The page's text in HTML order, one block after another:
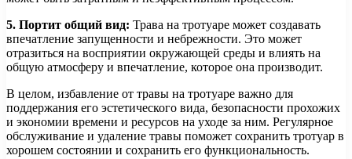
5. Портит общий вид: Трава на тротуаре может создавать
впечатление запущенности и небрежности. Это может
отразиться на восприятии окружающей среды и влиять на
общую атмосферу и впечатление, которое она производит.
В целом, избавление от травы на тротуаре важно для
поддержания его эстетического вида, безопасности прохожих
и экономии времени и ресурсов на уходе за ним. Регулярное
обслуживание и удаление травы поможет сохранить тротуар в
хорошем состоянии и сохранить его функциональность.